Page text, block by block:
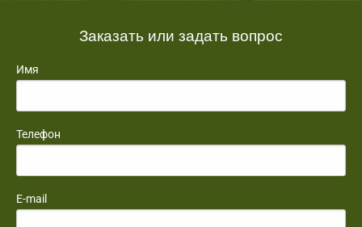
Заказать или задать вопрос
Имя
Телефон
E-mail